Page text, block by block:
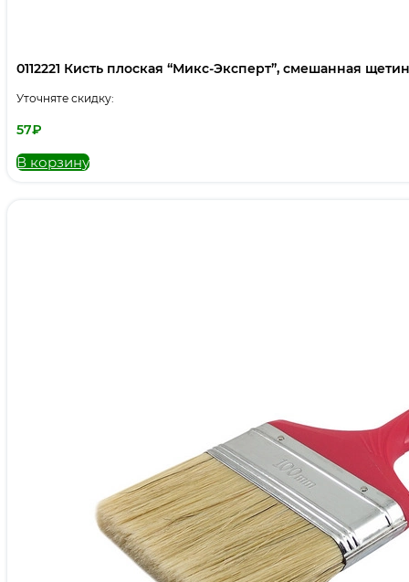
0112221 Кисть плоская “Микс-Эксперт”, смешанная
Уточняте скидку:
57₽
В корзину